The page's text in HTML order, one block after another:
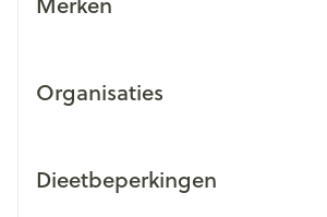
Organisaties
Dieetbeperkingen